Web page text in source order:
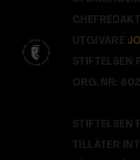
UTGIVARE
STIFTELSEN
ORG.NR:
STIFTELSEN
TILLÅTER